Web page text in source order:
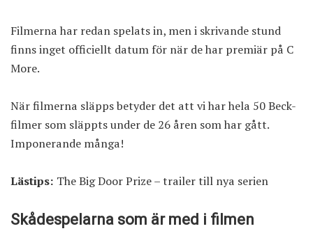
Filmerna har redan spelats in, men i skrivande stund
finns inget officiellt datum för när de har premiär på C
More.
När filmerna släpps betyder det att vi har hela 50 Beck-
filmer som släppts under de 26 åren som har gått.
Imponerande många!
Lästips: The Big Door Prize – trailer till nya serien
Skådespelarna som är med i filmen